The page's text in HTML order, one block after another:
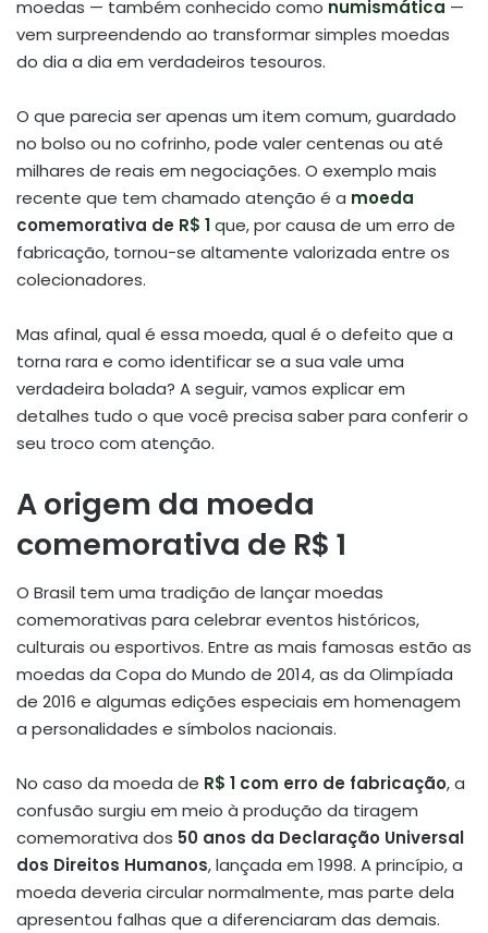
moedas — também conhecido como numismática —
vem surpreendendo ao transformar simples moedas
do dia a dia em verdadeiros tesouros.
O que parecia ser apenas um item comum, guardado
no bolso ou no cofrinho, pode valer centenas ou até
milhares de reais em negociações. O exemplo mais
recente que tem chamado atenção é a moeda
comemorativa de R$ 1que, por causa de um erro de
fabricação, tornou-se altamente valorizada entre os
colecionadores.
Mas afinal, qual é essa moeda, qual é o defeito que a
torna rara e como identificar se a sua vale uma
verdadeira bolada? A seguir, vamos explicar em
detalhes tudo o que você precisa saber para conferir o
seu troco com atenção.
A origem da moeda
comemorativa de R$ 1
O Brasil tem uma tradição de lançar moedas
comemorativas para celebrar eventos históricos,
culturais ou esportivos. Entre as mais famosas estão as
moedas da Copa do Mundo de 2014, as da Olimpíada
de 2016 e algumas edições especiais em homenagem
a personalidades e símbolos nacionais.
No caso da moeda de R$ 1 com erro de fabricação, a
confusão surgiu em meio à produção da tiragem
comemorativa dos 50 anos da Declaração Universal
dos Direitos Humanos, lançada em 1998. A princípio, a
moeda deveria circular normalmente, mas parte dela
apresentou falhas que a diferenciaram das demais.